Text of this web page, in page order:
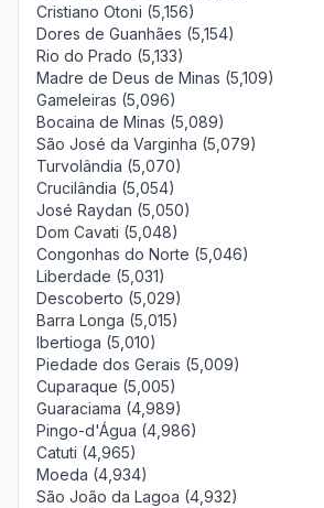
Cristiano Otoni (5,156)
Dores de Guanhães (5,154)
Rio do Prado (5,133)
Madre de Deus de Minas (5,109)
Gameleiras (5,096)
Bocaina de Minas (5,089)
São José da Varginha (5,079)
Turvolândia (5,070)
Crucilândia (5,054)
José Raydan (5,050)
Dom Cavati (5,048)
Congonhas do Norte (5,046)
Liberdade (5,031)
Descoberto (5,029)
Barra Longa (5,015)
Ibertioga (5,010)
Piedade dos Gerais (5,009)
Cuparaque (5,005)
Guaraciama (4,989)
Pingo-d'Água (4,986)
Catuti (4,965)
Moeda (4,934)
São João da Lagoa (4,932)